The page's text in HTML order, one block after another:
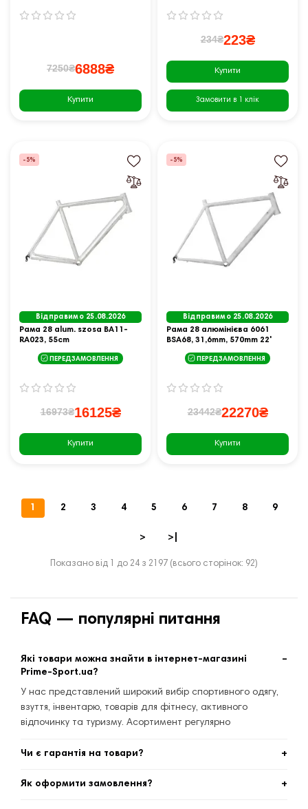
7250₴6888₴
Купити
234₴223₴
Купити
Замовити в 1 клік
-5%
Відправимо 25.08.2026
Рама 28 alum. szosa BA11-
RA023, 55cm
ПЕРЕДЗАМОВЛЕННЯ
16973₴16125₴
Купити
-5%
Відправимо 25.08.2026
Рама 28 алюмінієва 6061
BSA68, 31,6mm, 570mm 22'
ПЕРЕДЗАМОВЛЕННЯ
23442₴22270₴
Купити
1 2 3 4 5 6 7 8 9
> >|
Показано від 1 до 24 з 2197 (всього сторінок: 92)
FAQ — популярні питання
Які товари можна знайти в інтернет-магазині
Prime-Sport.ua?
У нас представлений широкий вибір спортивного одягу,
взуття, інвентарю, товарів для фітнесу, активного
відпочинку та туризму. Асортимент регулярно
Чи є гарантія на товари?
Термін гарантії залежить від конкретного продукту та
Як оформити замовлення?